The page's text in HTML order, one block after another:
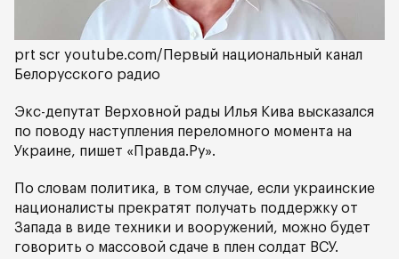
prt scr youtube.com/Первый национальный канал
Белорусского радио
Экс-депутат Верховной рады Илья Кива высказался
по поводу наступления переломного момента на
Украине, пишет «Правда.Ру».
По словам политика, в том случае, если украинские
националисты прекратят получать поддержку от
Запада в виде техники и вооружений, можно будет
говорить о массовой сдаче в плен солдат ВСУ.